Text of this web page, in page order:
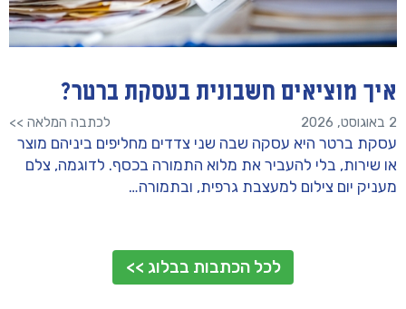
איך מוציאים חשבונית בעסקת ברטר?
2 באוגוסט, 2026 לכתבה המלאה >>
עסקת ברטר היא עסקה שבה שני צדדים מחליפים ביניהם מוצר
או שירות, בלי להעביר את מלוא התמורה בכסף. לדוגמה, צלם
מעניק יום צילום למעצבת גרפית, ובתמורה…
לכל הכתבות בבלוג >>